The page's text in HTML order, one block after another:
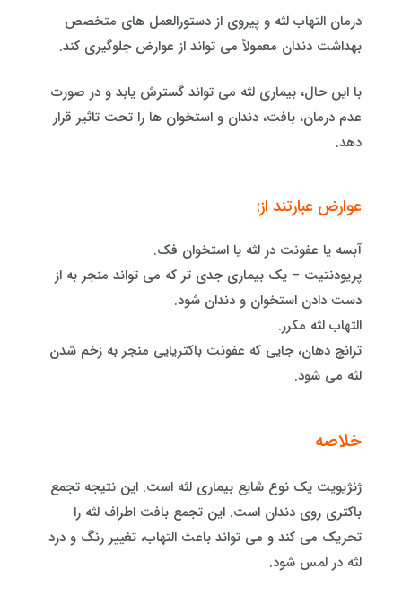
درمان التهاب لثه و پیروی از دستورالعمل های متخصص
بهداشت دندان معمولاً می تواند از عوارض جلوگیری کند.
با این حال، بیماری لثه می تواند گسترش یابد و در صورت
عدم درمان، بافت، دندان و استخوان ها را تحت تاثیر قرار
دهد.
عوارض عبارتند از:
آبسه یا عفونت در لثه یا استخوان فک.
پریودنتیت – یک بیماری جدی تر که می تواند منجر به از
دست دادن استخوان و دندان شود.
التهاب لثه مکرر.
ترانچ دهان، جایی که عفونت باکتریایی منجر به زخم شدن
لثه می شود.
خلاصه
ژنژیویت یک نوع شایع بیماری لثه است. این نتیجه تجمع
باکتری روی دندان است. این تجمع بافت اطراف لثه را
تحریک می کند و می تواند باعث التهاب، تغییر رنگ و درد
لثه در لمس شود.